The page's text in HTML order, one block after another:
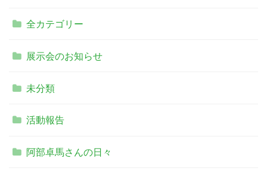
全カテゴリー
展示会のお知らせ
未分類
活動報告
阿部卓馬さんの日々